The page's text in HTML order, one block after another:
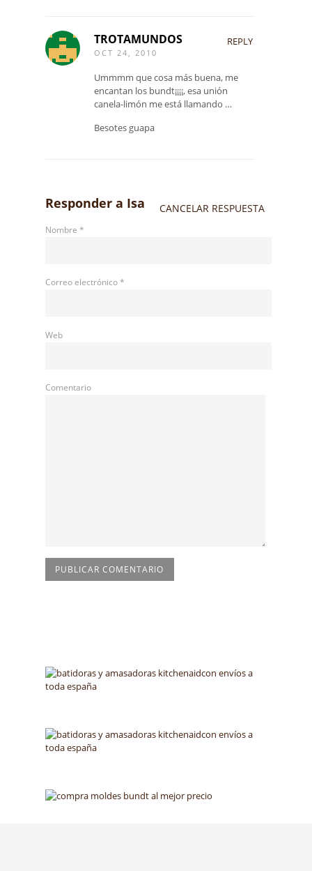
TROTAMUNDOS
OCT 24, 2010
REPLY
Ummmm que cosa más buena, me
encantan los bundt¡¡¡¡, esa unión
canela-limón me está llamando …
Besotes guapa
Responder a Isa CANCELAR RESPUESTA
Nombre *
Correo electrónico*
Web
Comentario